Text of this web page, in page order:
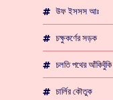
উফ ইসসস আঃ
চক্ষুকর্ণের সড়ক
চলতি পথের আঁকিবুঁকি
চার্লির কৌতুক